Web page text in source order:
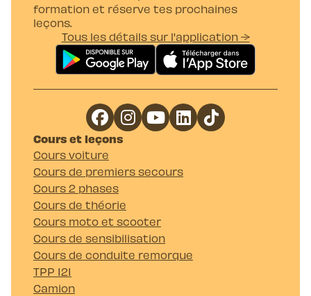
formation et réserve tes prochaines
leçons.
Tous les détails sur l'application →
Cours et leçons
Cours voiture
Cours de premiers secours
Cours 2 phases
Cours de théorie
Cours moto et scooter
Cours de sensibilisation
Cours de conduite remorque
TPP 121
Camion